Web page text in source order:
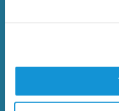
kontrollavgift och
SÖK